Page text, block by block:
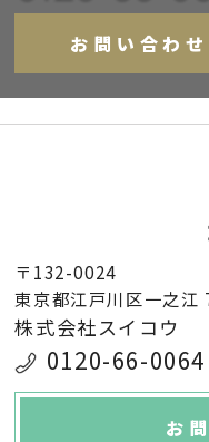
お問い合わ
〒132-0024
東京都江戸川区一之江
株式会社スイコウ
0120-66-0064
お